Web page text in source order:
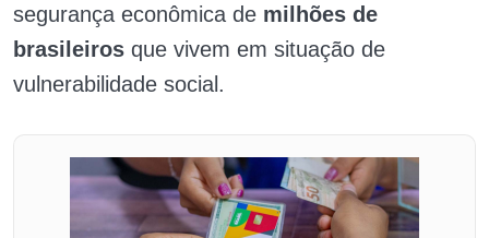
segurança econômica de milhões de
brasileiros que vivem em situação de
vulnerabilidade social.